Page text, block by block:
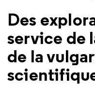
Des
service de
de la